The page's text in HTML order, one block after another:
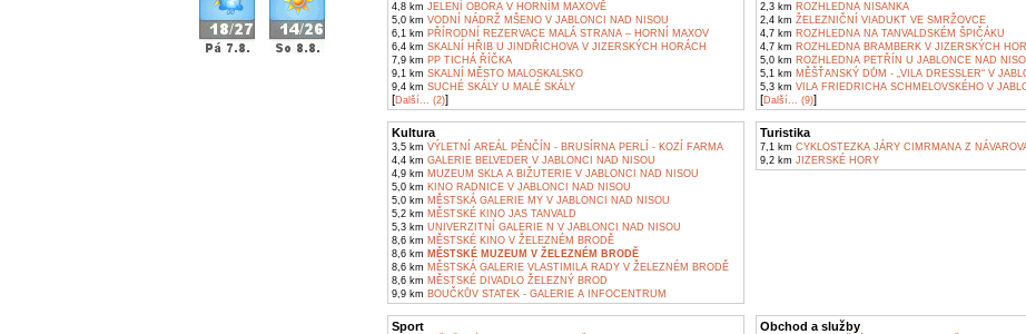
4,8 km JELENÍ OBORA V HORNÍM MAXOVĚ
5,0 km VODNÍ NÁDRŽ MŠENO V JABLONCI NAD NISOU
6,1 km PŘÍRODNÍ REZERVACE MALÁ STRANA – HORNÍ MAXOV
6,4 km SKALNÍ HŘIB U JINDŘICHOVA V JIZERSKÝCH HORÁCH
7,9 km PP TICHÁ ŘÍČKA
9,1 km SKALNÍ MĚSTO MALOSKALSKO
9,4 km SUCHÉ SKÁLY U MALÉ SKÁLY
[Další... (2)]
2,3 km ROZHLEDNA NISANKA
2,4 km ŽELEZNIČNÍ VIADUKT VE SMRŽOVCE
4,7 km ROZHLEDNA NA TANVALDSKÉM ŠPIČÁKU
4,7 km ROZHLEDNA BRAMBERK V JIZERSKÝCH
5,0 km ROZHLEDNA PETŘÍN U JABLONCE NAD
5,1 km MĚŠŤANSKÝ DŮM - „VILA DRESSLER“ V
5,3 km VILA FRIEDRICHA SCHMELOVSKÉHO V
[Další... (9)]
Kultura
3,5 km VÝLETNÍ AREÁL PĚNČÍN - BRUSÍRNA PERLÍ - KOZÍ FARMA
4,4 km GALERIE BELVEDER V JABLONCI NAD NISOU
4,9 km MUZEUM SKLA A BIŽUTERIE V JABLONCI NAD NISOU
5,0 km KINO RADNICE V JABLONCI NAD NISOU
5,0 km MĚSTSKÁ GALERIE MY V JABLONCI NAD NISOU
5,2 km MĚSTSKÉ KINO JAS TANVALD
5,3 km UNIVERZITNÍ GALERIE N V JABLONCI NAD NISOU
8,6 km MĚSTSKÉ KINO V ŽELEZNÉM BRODĚ
8,6 km MĚSTSKÉ MUZEUM V ŽELEZNÉM BRODĚ
8,6 km MĚSTSKÁ GALERIE VLASTIMILA RADY V ŽELEZNÉM BRODĚ
8,6 km MĚSTSKÉ DIVADLO ŽELEZNÝ BROD
9,9 km BOUČKŮV STATEK - GALERIE A INFOCENTRUM
Turistika
7,1 km CYKLOSTEZKA JÁRY CIMRMANA Z
9,2 km JIZERSKÉ HORY
Sport Obchod a služby